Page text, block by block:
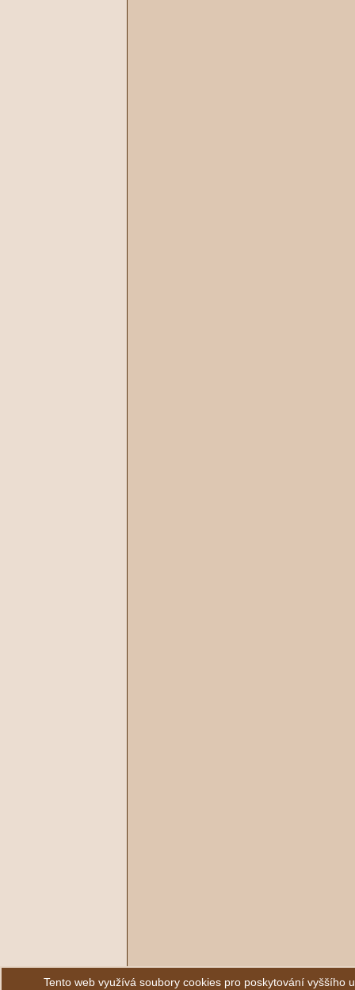
Tento web využívá soubory cookies pro poskytování